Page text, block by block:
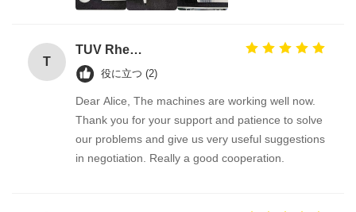
T
TUV Rheiland
役に立つ (2)
Dear Alice, The machines are working well now.
Thank you for your support and patience to solve
our problems and give us very useful suggestions
in negotiation. Really a good cooperation.